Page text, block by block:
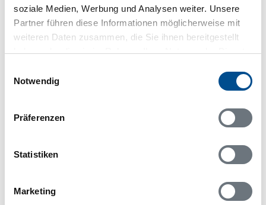
soziale Medien, Werbung und Analysen weiter. Unsere
Partner führen diese Informationen möglicherweise mit
weiteren Daten zusammen, die Sie ihnen bereitgestellt
haben oder die sie im Rahmen Ihrer Nutzung der Dienste
Notwendig
Präferenzen
Statistiken
Marketing
Lageplan
Skriptblocker/AdBlocker aktiviert zu sein!